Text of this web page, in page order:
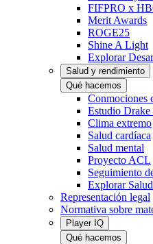
FIFPRO x
Merit Awards
ROGE25
Shine A Light
Explorar
Salud y rendimiento
Qué hacemos
Conmociones
Estudio Drake
Clima extremo
Salud cardíaca
Salud mental
Proyecto ACL
Seguimiento
Explorar
Representación legal
Normativa sobre
Player IQ
Qué hacemos